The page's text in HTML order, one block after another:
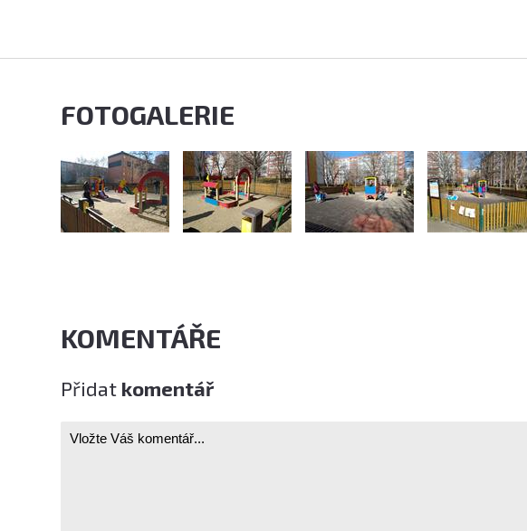
FOTOGALERIE
KOMENTÁŘE
Přidat komentář